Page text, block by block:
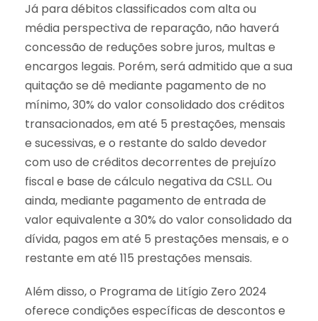
Já para débitos classificados com alta ou
média perspectiva de reparação, não haverá
concessão de reduções sobre juros, multas e
encargos legais. Porém, será admitido que a sua
quitação se dê mediante pagamento de no
mínimo, 30% do valor consolidado dos créditos
transacionados, em até 5 prestações, mensais
e sucessivas, e o restante do saldo devedor
com uso de créditos decorrentes de prejuízo
fiscal e base de cálculo negativa da CSLL. Ou
ainda, mediante pagamento de entrada de
valor equivalente a 30% do valor consolidado da
dívida, pagos em até 5 prestações mensais, e o
restante em até 115 prestações mensais.
Além disso, o Programa de Litígio Zero 2024
oferece condições específicas de descontos e